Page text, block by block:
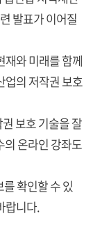
발표가 이어질
재와 미래를 함께
업의 저작권 보호
보호 기술을 잘
의 온라인 강좌도
확인할 수 있
랍니다.